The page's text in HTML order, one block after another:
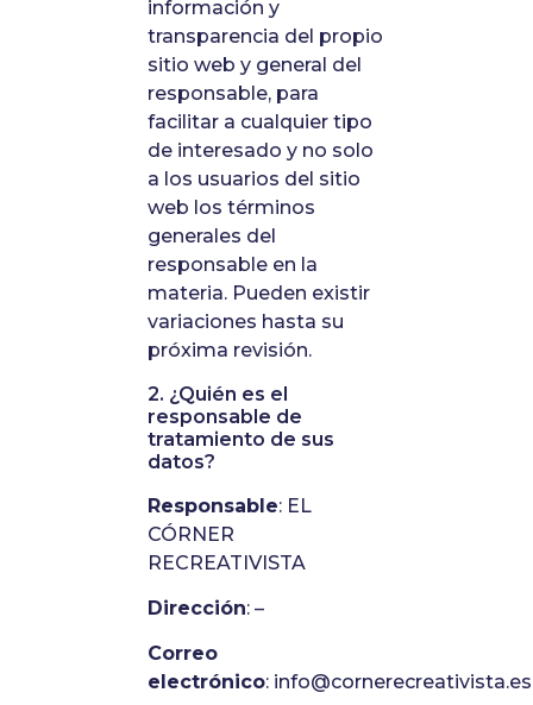
información y
transparencia del propio
sitio web y general del
responsable, para
facilitar a cualquier tipo
de interesado y no solo
a los usuarios del sitio
web los términos
generales del
responsable en la
materia. Pueden existir
variaciones hasta su
próxima revisión.
2. ¿Quién es el
responsable de
tratamiento de sus
datos?
Responsable: EL
CÓRNER
RECREATIVISTA
Dirección: –
Correo
electrónico: info@cornerecreativista.es